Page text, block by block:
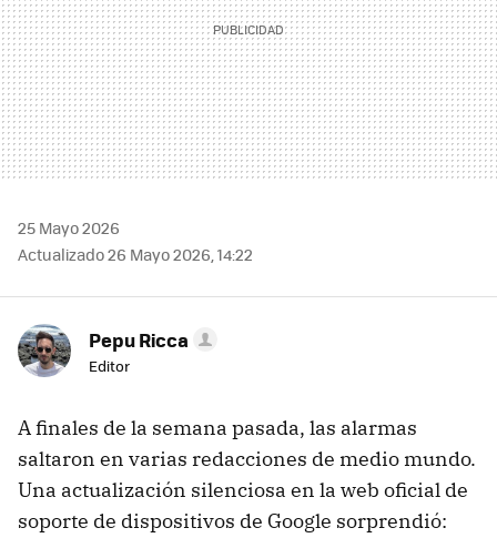
25 Mayo 2026
Actualizado 26 Mayo 2026, 14:22
Pepu Ricca
Editor
A finales de la semana pasada, las alarmas
saltaron en varias redacciones de medio mundo.
Una actualización silenciosa en la web oficial de
soporte de dispositivos de Google sorprendió: